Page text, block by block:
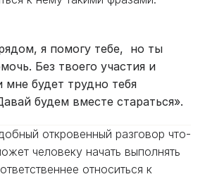
я помогу тебе, но ты
Без твоего участия и
мне будет трудно тебя
будем вместе стараться».
откровенный разговор что-
человеку начать выполнять
относиться к